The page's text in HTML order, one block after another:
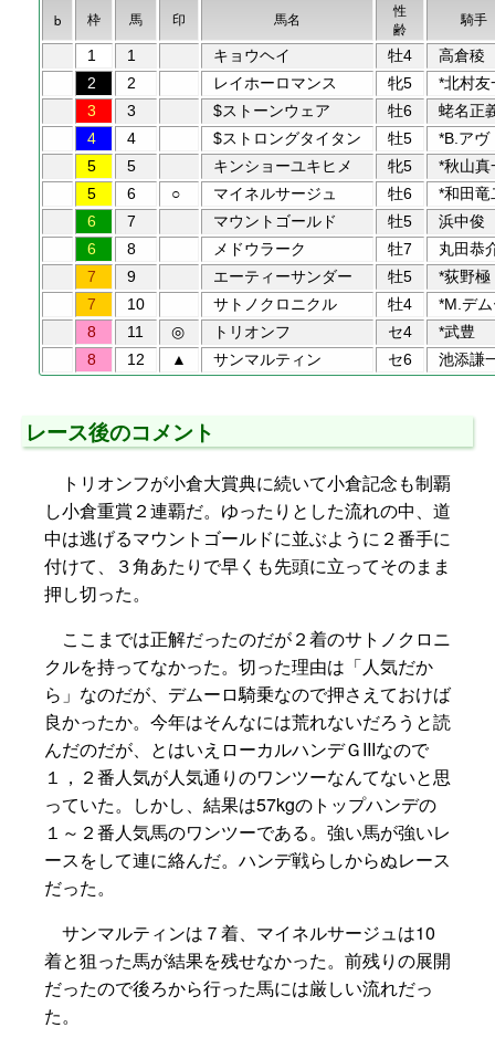
b 枠 馬 印 馬名
性
齢
騎手
1 1 キョウヘイ 牡4
高倉稜
2
2 レイホーロマンス 牝5
*北村友
3
3 $ストーンウェア 牡6
蛯名正
4
4 $ストロングタイタン 牡5
*B.アヴ
5
5 キンショーユキヒメ 牝5
*秋山真
5
6 ○ マイネルサージュ 牡6
*和田竜
6
7 マウントゴールド 牡5
浜中俊
6
8 メドウラーク 牡7
丸田恭
7
9 エーティーサンダー 牡5
*荻野極
7
10 サトノクロニクル 牡4
*M.デ
8
11 ◎ トリオンフ セ4
*武豊
8
12 ▲ サンマルティン セ6 池添謙
レース後のコメント
トリオンフが小倉大賞典に続いて小倉記念も制覇
し小倉重賞２連覇だ。ゆったりとした流れの中、道
中は逃げるマウントゴールドに並ぶように２番手に
付けて、３角あたりで早くも先頭に立ってそのまま
押し切った。
ここまでは正解だったのだが２着のサトノクロニ
クルを持ってなかった。切った理由は「人気だか
ら」なのだが、デムーロ騎乗なので押さえておけば
良かったか。今年はそんなには荒れないだろうと読
んだのだが、とはいえローカルハンデＧIIIなので
１，２番人気が人気通りのワンツーなんてないと思
っていた。しかし、結果は57kgのトップハンデの
１～２番人気馬のワンツーである。強い馬が強いレ
ースをして連に絡んだ。ハンデ戦らしからぬレース
だった。
サンマルティンは７着、マイネルサージュは10
着と狙った馬が結果を残せなかった。前残りの展開
だったので後ろから行った馬には厳しい流れだっ
た。